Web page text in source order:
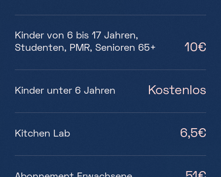
Kinder von 6 bis 17 Jahren,
Studenten, PMR, Senioren 65+
10€
Kinder unter 6 Jahren Kostenlos
Kitchen Lab 6,5€